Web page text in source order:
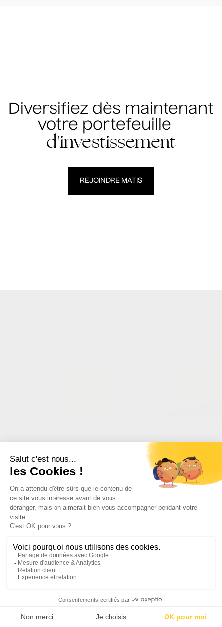
Diversifiez dès maintenant
votre portefeuille
d'investissement
REJOINDRE MATIS